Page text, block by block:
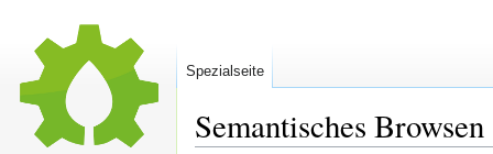
Semantisches Browsen
Spezialseite